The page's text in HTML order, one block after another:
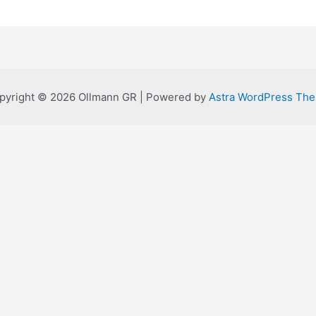
© 2026 Ollmann GR | Powered by Astra WordPress